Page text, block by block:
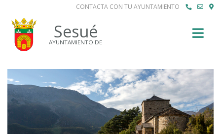
CONTACTA CON TU AYUNTAMIENTO
Sesué
AYUNTAMIENTO DE